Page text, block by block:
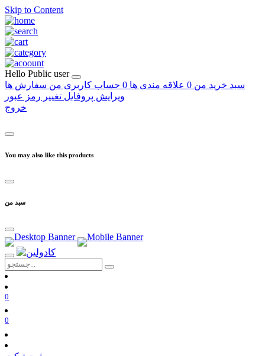
Skip to Content
Hello Public user
سبد خرید من 0 علاقه مندی ها 0 حساب کاربری من سفارش ها
ویرایش پروفایل تغییر رمز عبور
خروج
You may also like this products
سبد من
0
0